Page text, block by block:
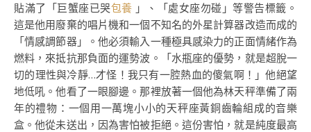
貼滿了「巨蟹座已哭包養 」、「處女座勿碰」等警告標籤。
這是他用廢棄的唱片機和一個不知名的外星計算器改造而成的
「情感調節器」。他必須輸入一種極具感染力的正面情緒作為
燃料，來抵抗那負面的運勢波。「水瓶座的優勢，就是超脫一
切的理性與冷靜…才怪！我只有一腔熱血的傻氣啊！」他絕望
地低吼。他看了一眼腳邊。那裡放著一個他為林天秤準備了兩
年的禮物：一個用一萬塊小小的天秤座黃銅齒輪組成的音樂
盒。他從未送出，因為害怕被拒絕。這份害怕，就是純度最高